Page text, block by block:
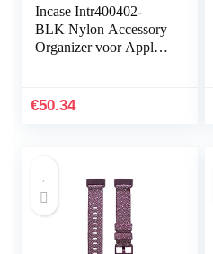
Incase Intr400402-
BLK Nylon Accessory
Organizer voor Apple
zwart [sorteren en…
€50.34